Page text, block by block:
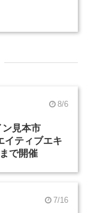
8/6
ン見本市
イティブエキ
で開催
7/16